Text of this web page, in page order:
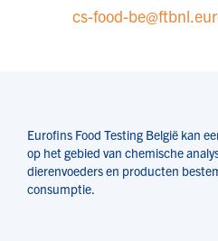
cs-food-
Eurofins Food Testing België kan
op het gebied van chemische
dierenvoeders en producten
consumptie.